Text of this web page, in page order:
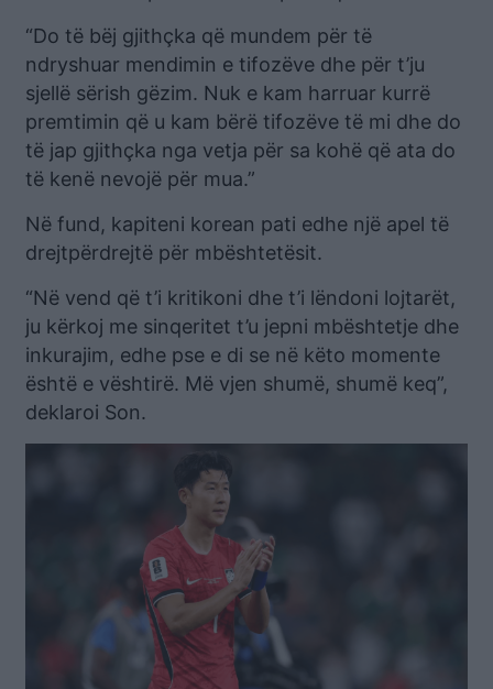
“Do të bëj gjithçka që mundem për të
ndryshuar mendimin e tifozëve dhe për t’ju
sjellë sërish gëzim. Nuk e kam harruar kurrë
premtimin që u kam bërë tifozëve të mi dhe do
të jap gjithçka nga vetja për sa kohë që ata do
të kenë nevojë për mua.”
Në fund, kapiteni korean pati edhe një apel të
drejtpërdrejtë për mbështetësit.
“Në vend që t’i kritikoni dhe t’i lëndoni lojtarët,
ju kërkoj me sinqeritet t’u jepni mbështetje dhe
inkurajim, edhe pse e di se në këto momente
është e vështirë. Më vjen shumë, shumë keq”,
deklaroi Son.